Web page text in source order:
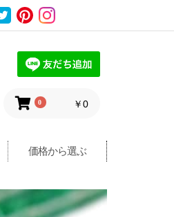
0 ￥0
価格から選ぶ